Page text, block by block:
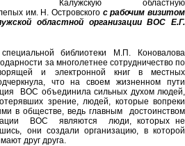
Калужскую областную
им. Н. Островского с рабочим визитом
областной организации ВОС Е.Г.
библиотеки М.П. Коновалова
за многолетнее сотрудничество по
и электронной книг в местных
что на своем жизненном пути
ВОС объединила сильных духом людей,
зрение, людей, которые вопреки
в обществе, ведь главным достоинством
ВОС являются люди, которых не
они создали организацию, в которой
друг друга.